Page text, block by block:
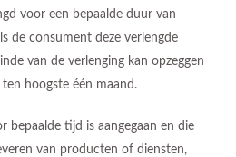
voor een bepaalde duur van
de consument deze verlengde
van de verlenging kan opzeggen
hoogste één maand.
bepaalde tijd is aangegaan en die
van producten of diensten,